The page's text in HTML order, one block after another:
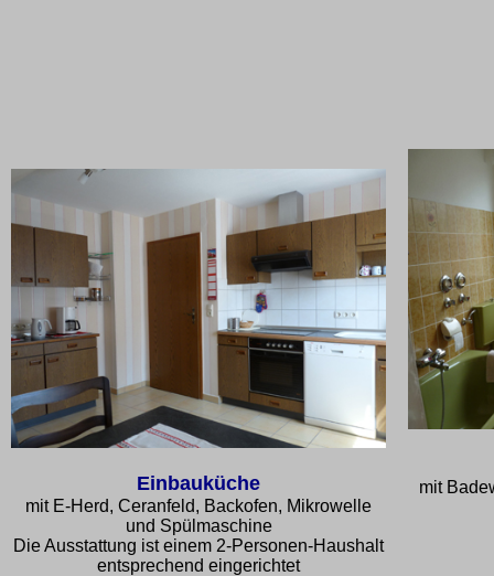
Einbauküche
mit E-Herd, Ceranfeld, Backofen, Mikrowelle
und Spülmaschine
Die Ausstattung ist einem 2-Personen-Haushalt
entsprechend eingerichtet
mit